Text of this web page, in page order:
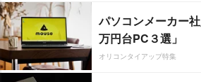
パソコンメーカー
万円台PC３選」
オリコンタイアップ特集